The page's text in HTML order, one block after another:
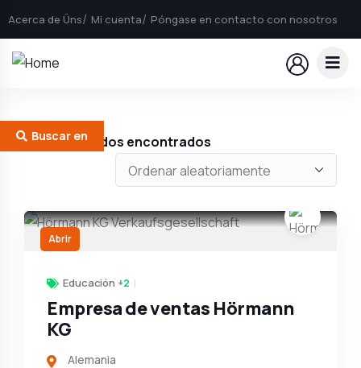
Acerca de Üns Mi cuenta Póngase en contacto con nosotros
Buscar en
490Resultados encontrados
Abrir
Educación +2
Empresa de ventas Hörmann
KG
Alemania